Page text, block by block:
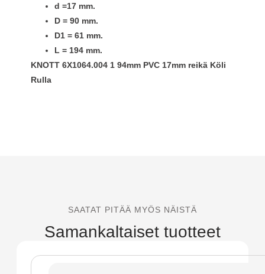
d =17 mm.
D = 90 mm.
D1 = 61 mm.
L = 194 mm.
KNOTT 6X1064.004 1 94mm PVC 17mm reikä Köli
Rulla
SAATAT PITÄÄ MYÖS NÄISTÄ
Samankaltaiset tuotteet